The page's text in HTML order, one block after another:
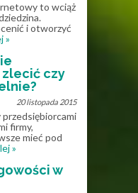
– jak
z
to wciąż
i otworzyć
»
czy
20 listopada 2015
przedsiębiorcami
firmy,
mieć pod
»
w